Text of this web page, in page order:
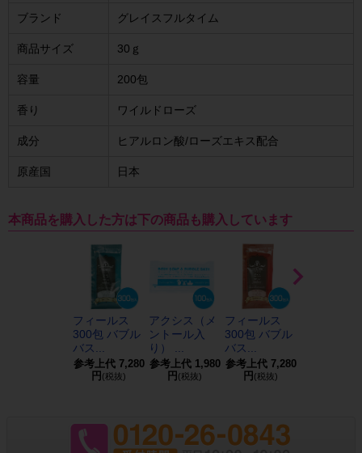
ブランド グレイスフルタイム
商品サイズ 30ｇ
容量 200包
香り ワイルドローズ
成分 ヒアルロン酸/ローズエキス配合
原産国 日本
本商品を購入した方は下の商品も購入しています
フィールス
300包 バブル
バス...
参考上代 7,280
円 (税抜)
アクシス（メ
ントール入
り） ...
参考上代 1,980
円 (税抜)
フィールス
300包 バブル
バス...
参考上代 7,280
円 (税抜)